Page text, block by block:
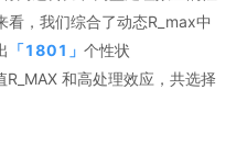
，我们综合了动态R_max中
「1801 」 个性状
R_MAX 和高处理效应，共选择